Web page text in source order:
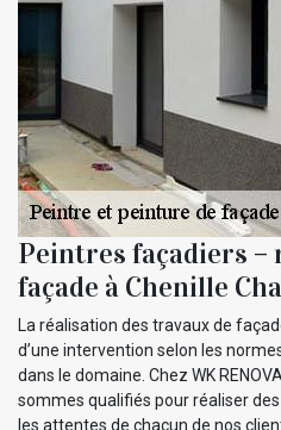
Peintres façadiers –
façade à Chenille
La réalisation des travaux de
d’une intervention selon les
dans le domaine. Chez WK
sommes qualifiés pour réaliser
les attentes de chacun de nos